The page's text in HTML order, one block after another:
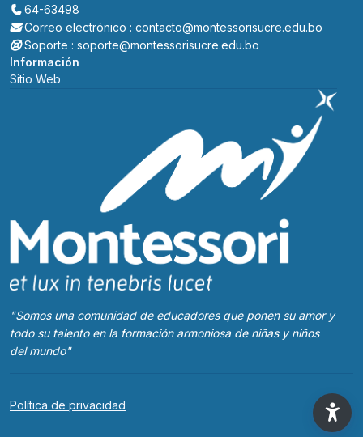
"Somos una comunidad de educadores que ponen su amor y
todo su talento en la formación armoniosa de niñas y niños
del mundo"
Información
Sitio Web
64-63498
Correo electrónico : contacto@montessorisucre.edu.bo
Soporte : soporte@montessorisucre.edu.bo
Política de privacidad